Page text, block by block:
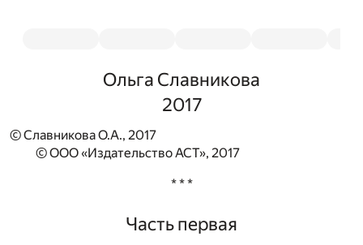
Ольга Славникова
2017
© Славникова О.А., 2017
© ООО «Издательство АСТ», 2017
* * *
Часть первая